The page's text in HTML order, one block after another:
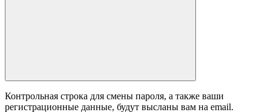
Контрольная строка для смены пароля, а также ваши
регистрационные данные, будут высланы вам на email.